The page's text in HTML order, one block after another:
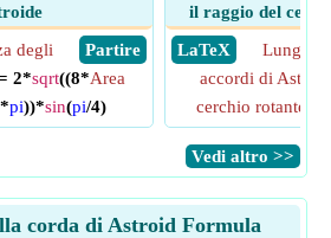
​ Partire
degli
2*sqrt((8*Area
pi))*sin(pi/4)
il raggio del
​ LaTeX
accordi di Astroid
cerchio rotante di
​Vedi altro >>
corda di Astroid Formula